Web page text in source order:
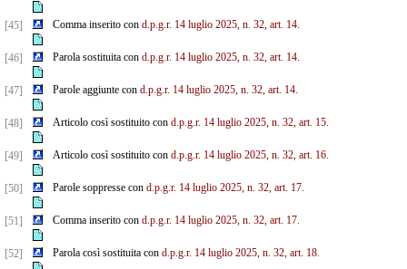
[45] Comma inserito con d.p.g.r. 14 luglio 2025, n. 32, art. 14.
[46] Parola sostituita con d.p.g.r. 14 luglio 2025, n. 32, art. 14.
[47] Parole aggiunte con d.p.g.r. 14 luglio 2025, n. 32, art. 14.
[48] Articolo così sostituito con d.p.g.r. 14 luglio 2025, n. 32, art. 15.
[49] Articolo così sostituito con d.p.g.r. 14 luglio 2025, n. 32, art. 16.
[50] Parole soppresse con d.p.g.r. 14 luglio 2025, n. 32, art. 17.
[51] Comma inserito con d.p.g.r. 14 luglio 2025, n. 32, art. 17.
[52] Parola così sostituita con d.p.g.r. 14 luglio 2025, n. 32, art. 18.